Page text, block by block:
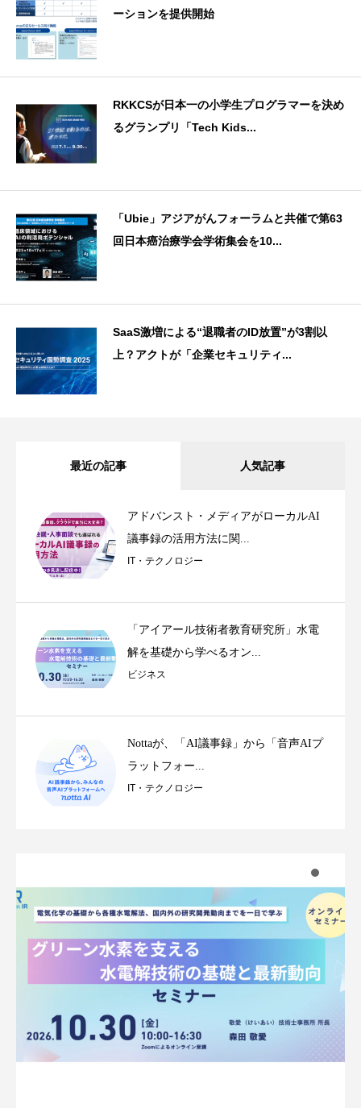
ーションを提供開始
RKKCSが日本一の小学生プログラマーを決め
るグランプリ「Tech Kids...
「Ubie」アジアがんフォーラムと共催で第63
回日本癌治療学会学術集会を10...
SaaS激増による“退職者のID放置”が3割以
上？アクトが「企業セキュリティ...
最近の記事 人気記事
アドバンスト・メディアがローカルAI
議事録の活用方法に関...
IT・テクノロジー
「アイアール技術者教育研究所」水電
解を基礎から学べるオン...
ビジネス
Nottaが、「AI議事録」から「音声AIプ
ラットフォー...
IT・テクノロジー